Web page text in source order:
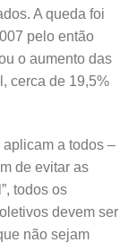
A queda foi
pelo então
o aumento das
cerca de 19,5%
a todos –
de evitar as
todos os
devem ser
não sejam